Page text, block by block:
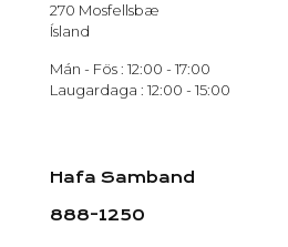
270 Mosfellsbæ
Ísland
Mán - Fös : 12:00 - 17:00
Laugardaga : 12:00 - 15:00
Hafa Samband
888-1250